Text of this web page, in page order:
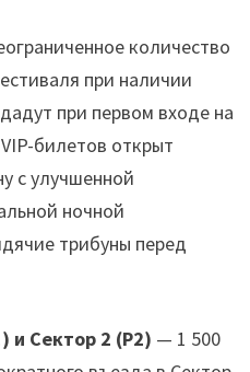
количество
при наличии
при первом входе на
билетов открыт
с улучшенной
ночной
трибуны перед
и Сектор 2 (P2) — 1 500